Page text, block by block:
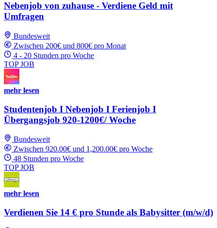
Nebenjob von zuhause - Verdiene Geld mit
Umfragen
Bundesweit
Zwischen 200€ und 800€ pro Monat
4 - 20 Stunden pro Woche
TOP JOB
mehr lesen
Studentenjob I Nebenjob I Ferienjob I
Übergangsjob 920-1200€/ Woche
Bundesweit
Zwischen 920.00€ und 1,200.00€ pro Woche
48 Stunden pro Woche
TOP JOB
mehr lesen
Verdienen Sie 14 € pro Stunde als Babysitter (m/w/d)